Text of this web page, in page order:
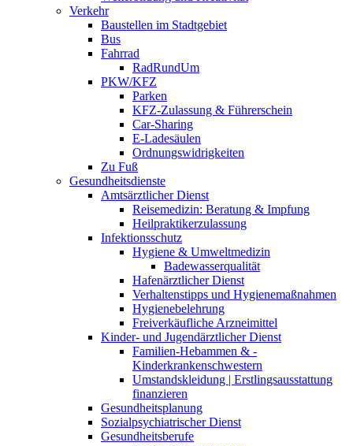
Verkehr
Baustellen im Stadtgebiet
Bus
Fahrrad
RadRundUm
PKW/KFZ
Parken
KFZ-Zulassung & Führerschein
Car-Sharing
E-Ladesäulen
Ordnungswidrigkeiten
Zu Fuß
Gesundheitsdienste
Amtsärztlicher Dienst
Reisemedizin: Beratung & Impfung
Heilpraktikerzulassung
Infektionsschutz
Hygiene & Umweltmedizin
Badewasserqualität
Hafenärztlicher Dienst
Verhaltenstipps und Hygienemaßnahmen
Hygienebelehrung
Freiverkäufliche Arzneimittel
Kinder- und Jugendärztlicher Dienst
Familien-Hebammen & -
Kinderkrankenschwestern
Umstandskleidung | Erstlingsausstattung
finanzieren
Gesundheitsplanung
Sozialpsychiatrischer Dienst
Gesundheitsberufe